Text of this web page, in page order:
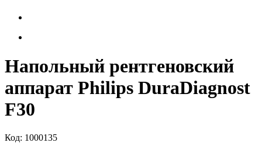
Напольный рентгеновский
аппарат Philips DuraDiagnost
F30
Код: 1000135